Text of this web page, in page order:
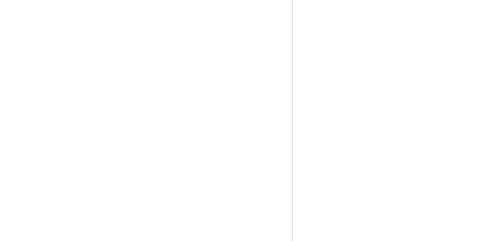
음악과 함께 운동하면 더 행복해질까/행복한 운동의 핵심
조’/만만한 맨손체조, 만만찮은 인지 효과/복합 운동의 핵심
운동의 핵심